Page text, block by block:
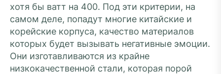
хотя бы ватт на 400. Под эти критерии, на
самом деле, попадут многие китайские и
корейские корпуса, качество материалов
которых будет вызывать негативные эмоции.
Они изготавливаются из крайне
низкокачественной стали, которая порой